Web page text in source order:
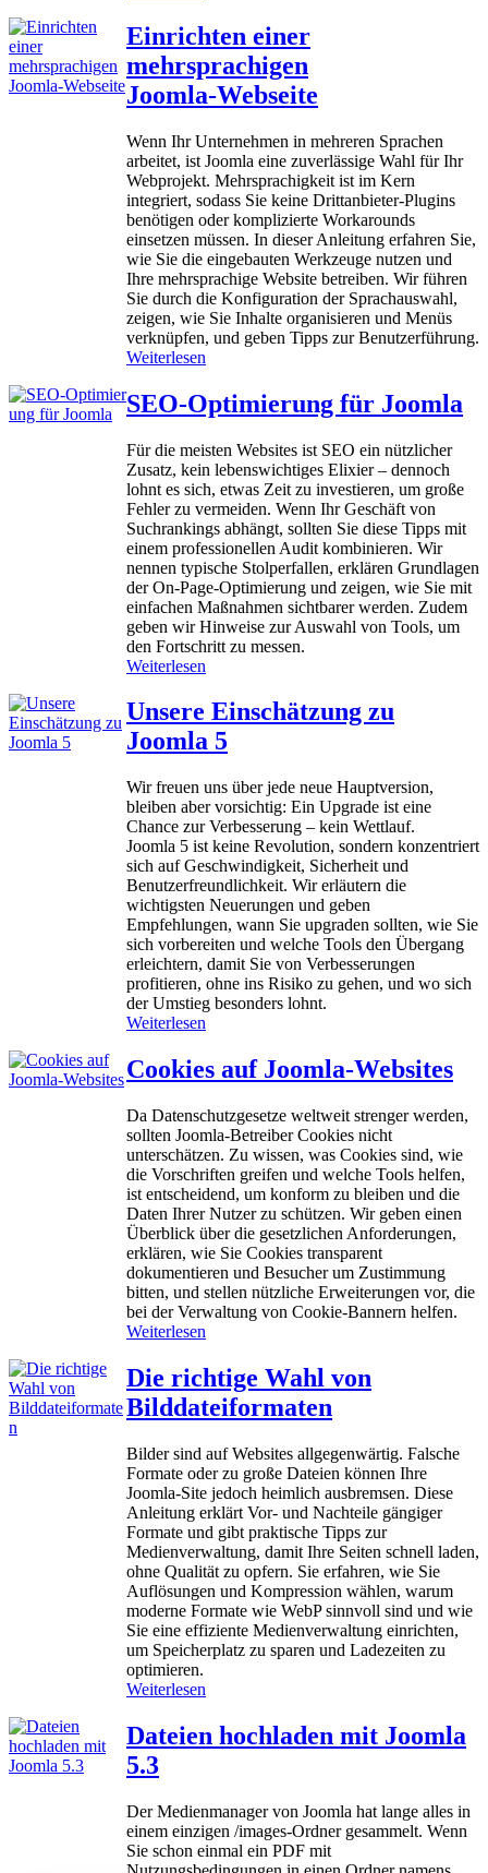
k
e
n
t
n
s
s
e
a
u
s
r
e
a
e
n
o
o
m
l
a
-
K
o
m
p
r
o
m
i
t
e
r
n
g
n
6
w
e
i
a
r
z
e
h
n
t
e
J
o
o
m
l
:
2
0
5
b
i
s
2
0
2
5
Einrichten einer
mehrsprachigen
Joomla‑Webseite
Wenn Ihr Unternehmen in mehreren Sprachen
arbeitet, ist Joomla eine zuverlässige Wahl für Ihr
Webprojekt. Mehrsprachigkeit ist im Kern
integriert, sodass Sie keine Drittanbieter‑Plugins
benötigen oder komplizierte Workarounds
einsetzen müssen. In dieser Anleitung erfahren Sie,
wie Sie die eingebauten Werkzeuge nutzen und
Ihre mehrsprachige Website betreiben. Wir führen
Sie durch die Konfiguration der Sprachauswahl,
zeigen, wie Sie Inhalte organisieren und Menüs
verknüpfen, und geben Tipps zur Benutzerführung.
Weiterlesen
i
n
i
c
h
t
e
n
e
i
n
e
r
m
h
r
s
r
a
c
h
i
g
e
n
J
o
o
m
l
‑
W
b
s
e
i
t
e
SEO‑Optimierung für Joomla
Für die meisten Websites ist SEO ein nützlicher
Zusatz, kein lebenswichtiges Elixier – dennoch
lohnt es sich, etwas Zeit zu investieren, um große
Fehler zu vermeiden. Wenn Ihr Geschäft von
Suchrankings abhängt, sollten Sie diese Tipps mit
einem professionellen Audit kombinieren. Wir
nennen typische Stolperfallen, erklären Grundlagen
der On-Page-Optimierung und zeigen, wie Sie mit
einfachen Maßnahmen sichtbarer werden. Zudem
geben wir Hinweise zur Auswahl von Tools, um
den Fortschritt zu messen.
Weiterlesen
E
O
‑
p
t
i
m
i
e
r
u
n
g
f
ü
r
o
l
a
Unsere Einschätzung zu
Joomla 5
Wir freuen uns über jede neue Hauptversion,
bleiben aber vorsichtig: Ein Upgrade ist eine
Chance zur Verbesserung – kein Wettlauf.
Joomla 5 ist keine Revolution, sondern konzentriert
sich auf Geschwindigkeit, Sicherheit und
Benutzerfreundlichkeit. Wir erläutern die
wichtigsten Neuerungen und geben
Empfehlungen, wann Sie upgraden sollten, wie Sie
sich vorbereiten und welche Tools den Übergang
erleichtern, damit Sie von Verbesserungen
profitieren, ohne ins Risiko zu gehen, und wo sich
der Umstieg besonders lohnt.
Weiterlesen
s
r
e
E
i
n
s
c
h
ä
t
z
u
g
z
u
o
o
m
l
a
5
Cookies auf Joomla-Websites
Da Datenschutzgesetze weltweit strenger werden,
sollten Joomla‑Betreiber Cookies nicht
unterschätzen. Zu wissen, was Cookies sind, wie
die Vorschriften greifen und welche Tools helfen,
ist entscheidend, um konform zu bleiben und die
Daten Ihrer Nutzer zu schützen. Wir geben einen
Überblick über die gesetzlichen Anforderungen,
erklären, wie Sie Cookies transparent
dokumentieren und Besucher um Zustimmung
bitten, und stellen nützliche Erweiterungen vor, die
bei der Verwaltung von Cookie-Bannern helfen.
Weiterlesen
o
o
k
e
s
a
u
f
J
o
o
m
l
a
e
s
s
Die richtige Wahl von
Bilddateiformaten
Bilder sind auf Websites allgegenwärtig. Falsche
Formate oder zu große Dateien können Ihre
Joomla‑Site jedoch heimlich ausbremsen. Diese
Anleitung erklärt Vor‑ und Nachteile gängiger
Formate und gibt praktische Tipps zur
Medienverwaltung, damit Ihre Seiten schnell laden,
ohne Qualität zu opfern. Sie erfahren, wie Sie
Auflösungen und Kompression wählen, warum
moderne Formate wie WebP sinnvoll sind und wie
Sie eine effiziente Medienverwaltung einrichten,
um Speicherplatz zu sparen und Ladezeiten zu
optimieren.
Weiterlesen
e
c
h
t
i
Dateien hochladen mit Joomla
5.3
Der Medienmanager von Joomla hat lange alles in
einem einzigen /images‑Ordner gesammelt. Wenn
Sie schon einmal ein PDF mit